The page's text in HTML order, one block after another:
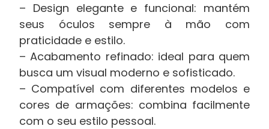
– Design elegante e funcional: mantém
seus óculos sempre à mão com
praticidade e estilo.
– Acabamento refinado: ideal para quem
busca um visual moderno e sofisticado.
– Compatível com diferentes modelos e
cores de armações: combina facilmente
com o seu estilo pessoal.